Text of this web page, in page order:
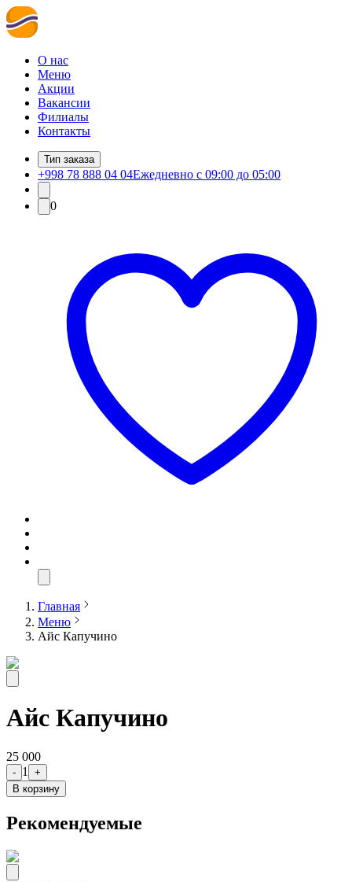
О нас
Меню
Акции
Вакансии
Филиалы
Контакты
Тип заказа
+998 78 888 04 04Ежедневно с 09:00 до 05:00
0
Главная
Меню
Айс Капучино
Айс Капучино
25 000
- 1
+
В корзину
Рекомендуемые